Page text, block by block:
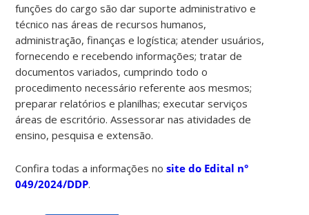
funções do cargo são dar suporte administrativo e
técnico nas áreas de recursos humanos,
administração, finanças e logística; atender usuários,
fornecendo e recebendo informações; tratar de
documentos variados, cumprindo todo o
procedimento necessário referente aos mesmos;
preparar relatórios e planilhas; executar serviços
áreas de escritório. Assessorar nas atividades de
ensino, pesquisa e extensão.
Confira todas a informações nosite do Edital n°
049/2024/DDP.